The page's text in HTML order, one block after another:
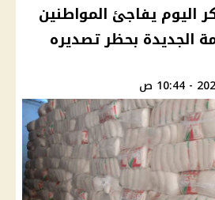
اليوم يفاجئ المواطنين
الجديدة بحظر تصديره